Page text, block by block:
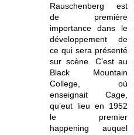
Rauschenberg est
de première
importance dans le
développement de
ce qui sera présenté
sur scène. C’est au
Black Mountain
College, où
enseignait Cage,
qu’eut lieu en 1952
le premier
happening auquel